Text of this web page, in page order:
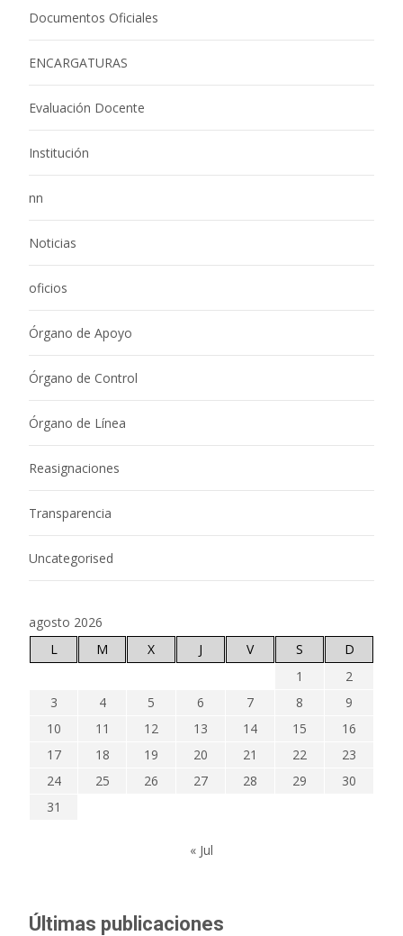
Documentos Oficiales
ENCARGATURAS
Evaluación Docente
Institución
nn
Noticias
oficios
Órgano de Apoyo
Órgano de Control
Órgano de Línea
Reasignaciones
Transparencia
Uncategorised
agosto 2026
L
M X J V S
D
1
2
3
4 5 6 7 8
9
10
11 12 13 14 15
16
17
18 19 20 21 22
23
24
25 26 27 28 29
30
31
« Jul
Últimas publicaciones